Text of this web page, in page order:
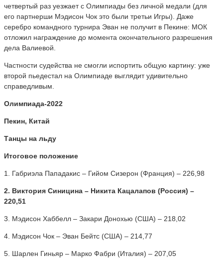
четвертый раз уезжает с Олимпиады без личной медали (для
его партнерши Мэдисон Чок это были третьи Игры). Даже
серебро командного турнира Эван не получит в Пекине: МОК
отложил награждение до момента окончательного разрешения
дела Валиевой.
Частности судейства не смогли испортить общую картину: уже
второй пьедестал на Олимпиаде выглядит удивительно
справедливым.
Олимпиада-2022
Пекин, Китай
Танцы на льду
Итоговое положение
1. Габриэла Пападакис – Гийом Сизерон (Франция) – 226,98
2. Виктория Синицина – Никита Кацалапов (Россия) –
220,51
3. Мэдисон Хаббелл – Закари Донохью (США) – 218,02
4. Мэдисон Чок – Эван Бейтс (США) – 214,77
5. Шарлен Гиньяр – Марко Фабри (Италия) – 207,05